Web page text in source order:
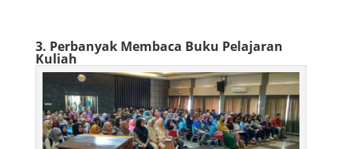
3. Perbanyak Membaca Buku Pelajaran
Kuliah